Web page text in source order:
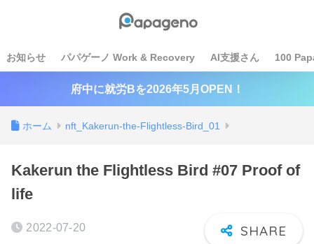
お知らせ パパゲーノ Work & Recovery AI支援さん 100
府中に就労Bを2026年5月OPEN！
ホーム nft_Kakerun-the-Flightless-Bird_01
Kakerun the Flightless Bird #07 Proof of
life
2022-07-20